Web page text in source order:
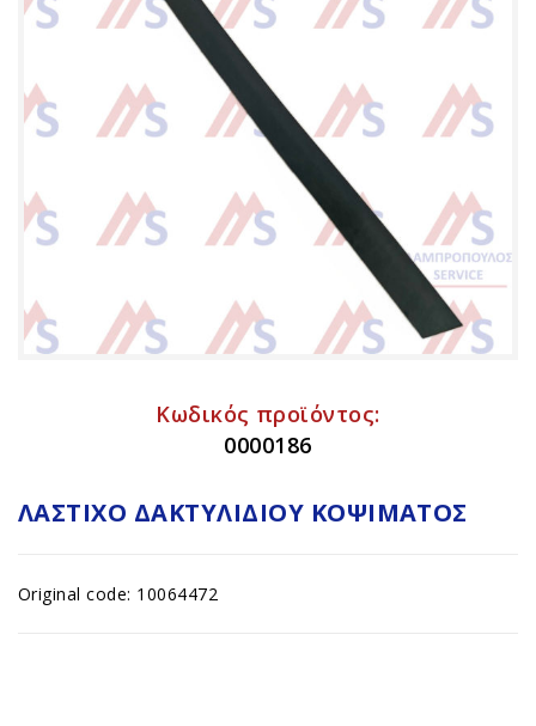
Κωδικός προϊόντος:
0000186
ΛΆΣΤΙΧΟ ΔΑΚΤΥΛΙΔΙΟΎ ΚΟΨΊΜΑΤΟΣ
Original code: 10064472